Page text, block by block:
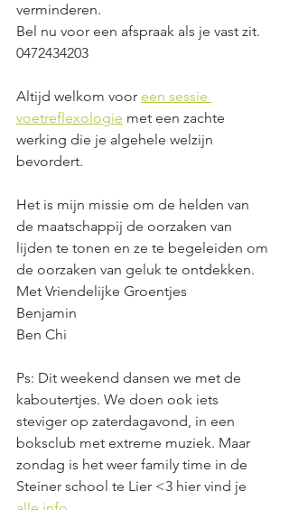
verminderen.
Bel nu voor een afspraak als je vast zit.
0472434203
Altijd welkom voor een sessie
voetreflexologie met een zachte
werking die je algehele welzijn
bevordert.
Het is mijn missie om de helden van
de maatschappij de oorzaken van
lijden te tonen en ze te begeleiden om
de oorzaken van geluk te ontdekken.
Met Vriendelijke Groentjes
Benjamin
Ben Chi
Ps: Dit weekend dansen we met de
kaboutertjes. We doen ook iets
steviger op zaterdagavond, in een
boksclub met extreme muziek. Maar
zondag is het weer family time in de
Steiner school te Lier <3 hier vind je